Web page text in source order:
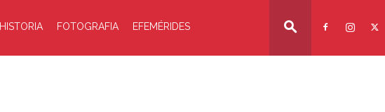
HISTORIA FOTOGRAFIA EFEMÉRIDES